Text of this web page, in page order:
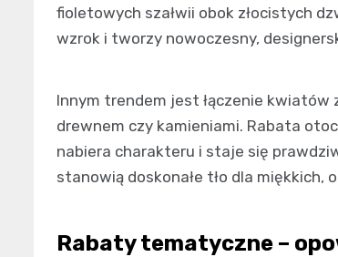
fioletowych szałwii obok złocistych
wzrok i tworzy nowoczesny,
Innym trendem jest łączenie
drewnem czy kamieniami. Rabata
nabiera charakteru i staje się
stanowią doskonałe tło dla
Rabaty tematyczne –